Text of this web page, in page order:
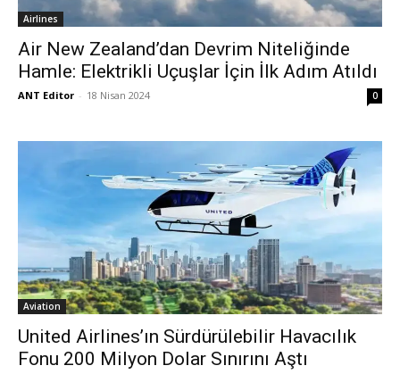
Airlines
Air New Zealand’dan Devrim Niteliğinde
Hamle: Elektrikli Uçuşlar İçin İlk Adım Atıldı
ANT Editor - 18 Nisan 2024 0
Aviation
United Airlines’ın Sürdürülebilir Havacılık
Fonu 200 Milyon Dolar Sınırını Aştı